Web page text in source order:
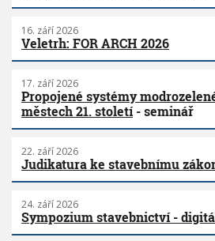
16. září 2026
Veletrh: FOR ARCH 2026
17. září 2026
Propojené systémy
městech 21. století- seminář
22. září 2026
Judikatura ke stavebnímu
24. září 2026
Sympozium stavebnictví -